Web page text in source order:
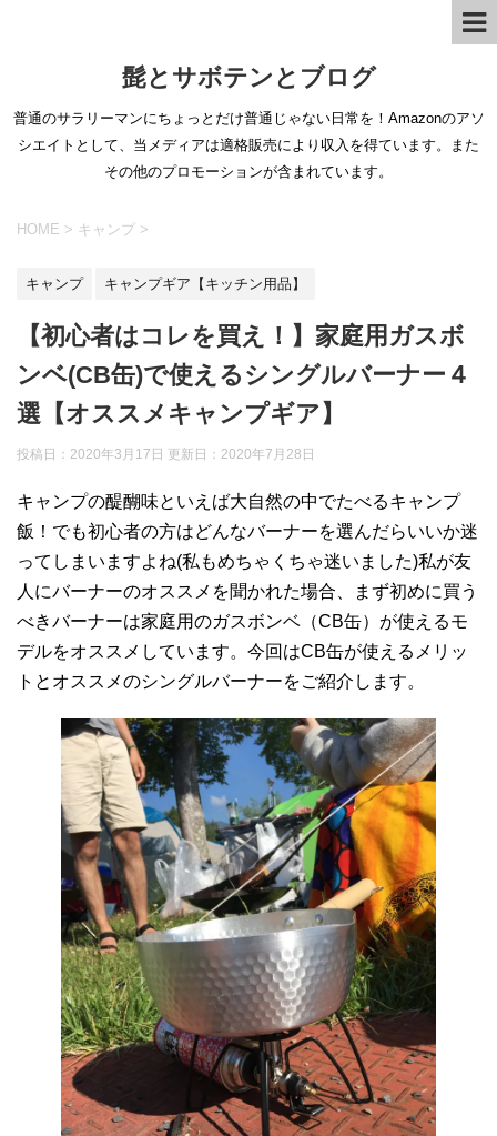
髭とサボテンとブログ
普通のサラリーマンにちょっとだけ普通じゃない日常を！Amazonのアソ
シエイトとして、当メディアは適格販売により収入を得ています。また
その他のプロモーションが含まれています。
HOME > キャンプ >
キャンプ キャンプギア【キッチン用品】
【初心者はコレを買え！】家庭用ガスボ
ンベ(CB缶)で使えるシングルバーナー４
選【オススメキャンプギア】
投稿日：2020年3月17日 更新日： 2020年7月28日
キャンプの醍醐味といえば大自然の中でたべるキャンプ
飯！でも初心者の方はどんなバーナーを選んだらいいか迷
ってしまいますよね(私もめちゃくちゃ迷いました)私が友
人にバーナーのオススメを聞かれた場合、まず初めに買う
べきバーナーは家庭用のガスボンベ（CB缶）が使えるモ
デルをオススメしています。今回はCB缶が使えるメリッ
トとオススメのシングルバーナーをご紹介します。